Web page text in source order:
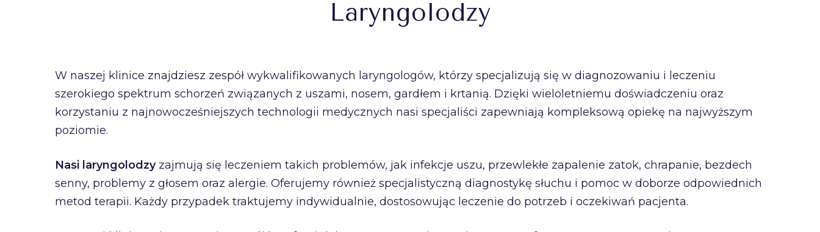
Laryngolodzy
W naszej klinice znajdziesz zespół wykwalifikowanych laryngologów, którzy specjalizują się w diagnozowaniu i leczeniu
szerokiego spektrum schorzeń związanych z uszami, nosem, gardłem i krtanią. Dzięki wieloletniemu doświadczeniu oraz
korzystaniu z najnowocześniejszych technologii medycznych nasi specjaliści zapewniają kompleksową opiekę na najwyższym
poziomie.
Nasi laryngolodzyzajmują się leczeniem takich problemów, jak infekcje uszu, przewlekłe zapalenie zatok, chrapanie, bezdech
senny, problemy z głosem oraz alergie. Oferujemy również specjalistyczną diagnostykę słuchu i pomoc w doborze odpowiednich
metod terapii. Każdy przypadek traktujemy indywidualnie, dostosowując leczenie do potrzeb i oczekiwań pacjenta.